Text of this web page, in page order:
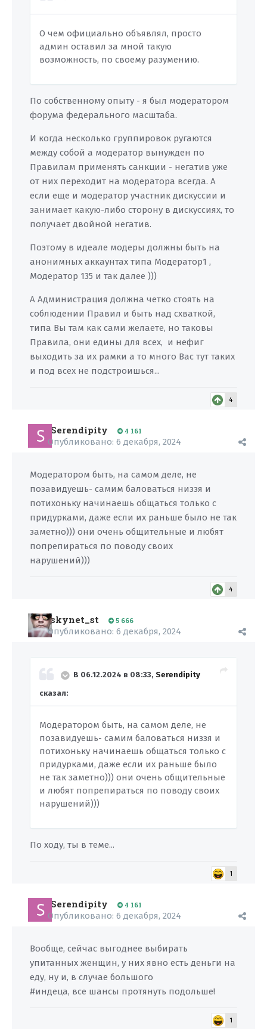
О чем официально объявлял, просто
админ оставил за мной такую
возможность, по своему разумению.
По собственному опыту - я был модератором
форума федерального масштаба.
И когда несколько группировок ругаются
между собой а модератор вынужден по
Правилам применять санкции - негатив уже
от них переходит на модератора всегда. А
если еще и модератор участник дискуссии и
занимает какую-либо сторону в дискуссиях, то
получает двойной негатив.
Поэтому в идеале модеры должны быть на
анонимных аккаунтах типа Модератор1 ,
Модератор 135 и так далее )))
А Администрация должна четко стоять на
соблюдении Правил и быть над схваткой,
типа Вы там как сами желаете, но таковы
Правила, они едины для всех, и нефиг
выходить за их рамки а то много Вас тут таких
и под всех не подстроишься...
4
Serendipity 4 161
Опубликовано: 6 декабря, 2024
Модератором быть, на самом деле, не
позавидуешь- самим баловаться низзя и
потихоньку начинаешь общаться только с
придурками, даже если их раньше было не так
заметно))) они очень общительные и любят
попрепираться по поводу своих
нарушений)))
4
skynet_st 5 666
Опубликовано: 6 декабря, 2024
В 06.12.2024 в 08:33, Serendipity
сказал:
Модератором быть, на самом деле, не
позавидуешь- самим баловаться низзя и
потихоньку начинаешь общаться только с
придурками, даже если их раньше было
не так заметно))) они очень общительные
и любят попрепираться по поводу своих
нарушений)))
По ходу, ты в теме...
1
Serendipity 4 161
Опубликовано: 6 декабря, 2024
Вообще, сейчас выгоднее выбирать
упитанных женщин, у них явно есть деньги на
еду, ну и, в случае большого
#индеца, все шансы протянуть подольше!
1